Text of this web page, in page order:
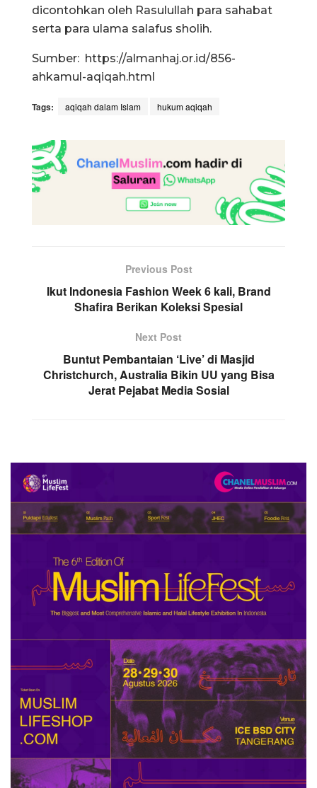
dicontohkan oleh Rasulullah para sahabat
serta para ulama salafus sholih.
Sumber: https://almanhaj.or.id/856-
ahkamul-aqiqah.html
Tags: aqiqah dalam Islam hukum aqiqah
Previous Post
Ikut Indonesia Fashion Week 6 kali, Brand
Shafira Berikan Koleksi Spesial
Next Post
Buntut Pembantaian ‘Live’ di Masjid
Christchurch, Australia Bikin UU yang Bisa
Jerat Pejabat Media Sosial